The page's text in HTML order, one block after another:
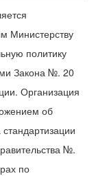
Министерству
политику
Закона №. 20
Организация
об
№.
по